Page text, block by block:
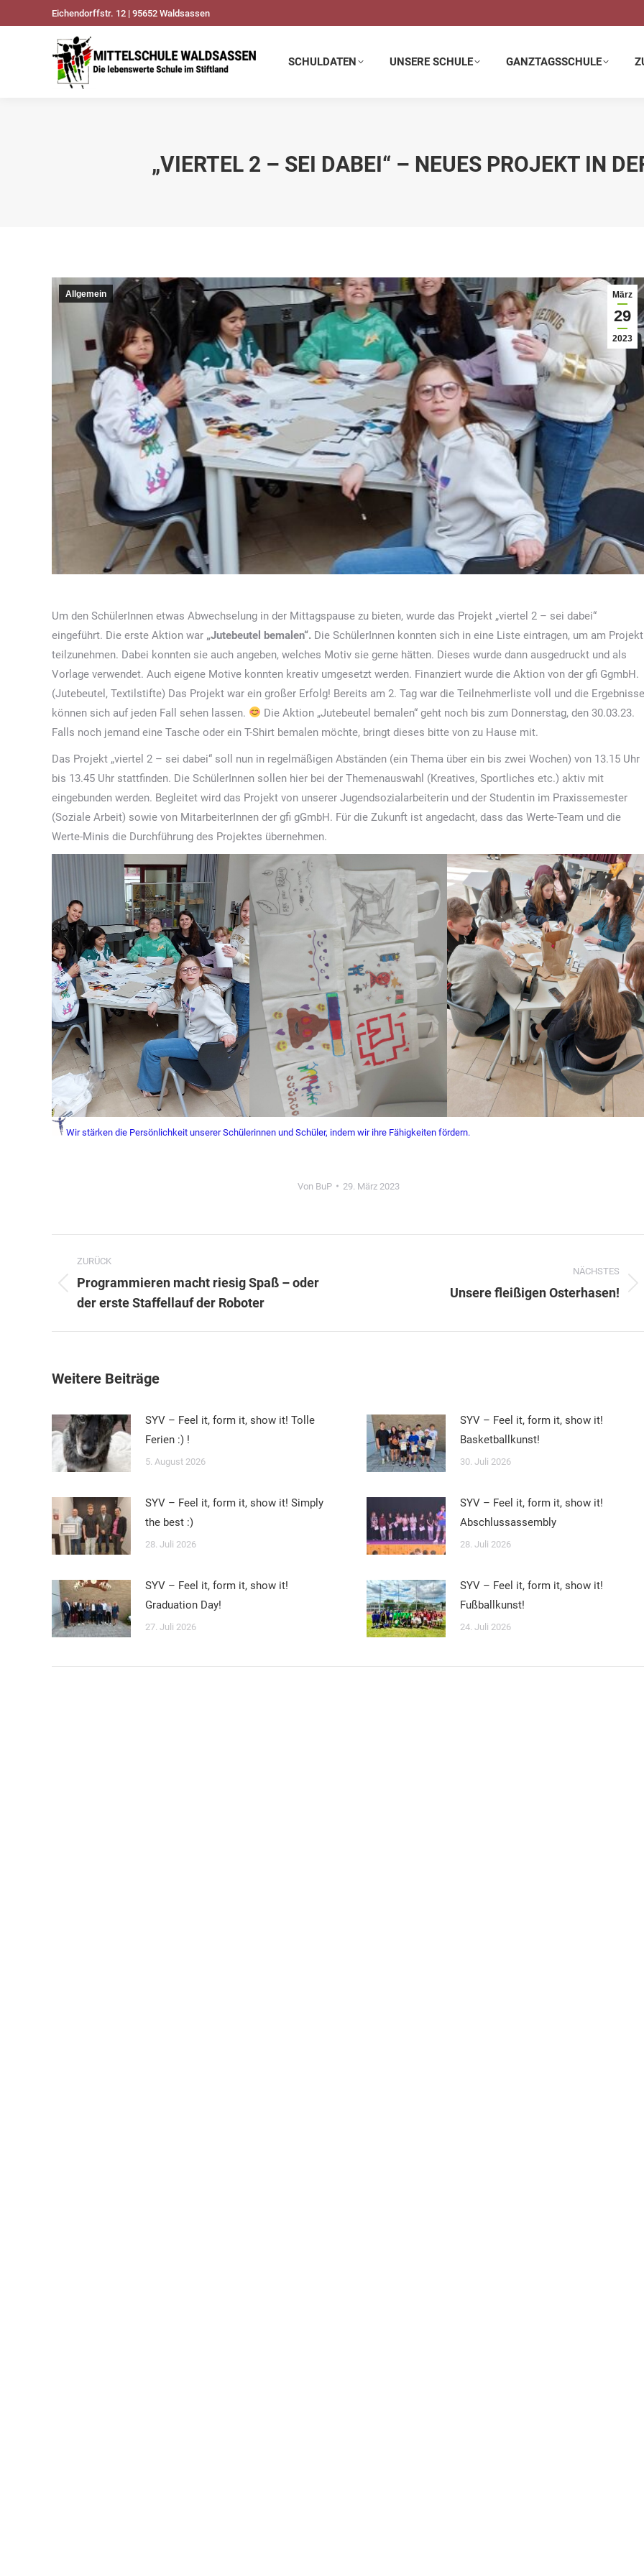
Eichendorffstr. 12 | 95652 Waldsassen
SCHULDATEN UNSERE SCHULE GANZTAGSSCHULE
„VIERTEL 2 – SEI DABEI“ – NEUES PROJEKT IN
März
29
2023
Allgemein
Um den SchülerInnen etwas Abwechselung in der Mittagspause zu bieten, wurde das Projekt „viertel 2 – sei dabei“
eingeführt. Die erste Aktion war „Jutebeutel bemalen“. Die SchülerInnen konnten sich in eine Liste eintragen, um am Projekt
teilzunehmen. Dabei konnten sie auch angeben, welches Motiv sie gerne hätten. Dieses wurde dann ausgedruckt und als
Vorlage verwendet. Auch eigene Motive konnten kreativ umgesetzt werden. Finanziert wurde die Aktion von der gfi GgmbH.
(Jutebeutel, Textilstifte) Das Projekt war ein großer Erfolg! Bereits am 2. Tag war die Teilnehmerliste voll und die Ergebnisse
können sich auf jeden Fall sehen lassen.
Die Aktion „Jutebeutel bemalen“ geht noch bis zum Donnerstag, den 30.03.23.
Falls noch jemand eine Tasche oder ein T-Shirt bemalen möchte, bringt dieses bitte von zu Hause mit.
Das Projekt „viertel 2 – sei dabei“ soll nun in regelmäßigen Abständen (ein Thema über ein bis zwei Wochen) von 13.15 Uhr
bis 13.45 Uhr stattfinden. Die SchülerInnen sollen hier bei der Themenauswahl (Kreatives, Sportliches etc.) aktiv mit
eingebunden werden. Begleitet wird das Projekt von unserer Jugendsozialarbeiterin und der Studentin im Praxissemester
(Soziale Arbeit) sowie von MitarbeiterInnen der gfi gGmbH. Für die Zukunft ist angedacht, dass das Werte-Team und die
Werte-Minis die Durchführung des Projektes übernehmen.
Wir stärken die Persönlichkeit unserer Schülerinnen und Schüler, indem wir ihre Fähigkeiten fördern.
Von BuP 29. März 2023
ZURÜCK
Vorheriger
Beitrag:
Programmieren macht riesig Spaß – oder
der erste Staffellauf der Roboter
NÄCHSTES
Unsere fleißigen Osterhasen!
Weitere Beiträge
SYV – Feel it, form it, show it! Tolle
Ferien :) !
5. August 2026
SYV – Feel it, form it, show it!
Basketballkunst!
30. Juli 2026
SYV – Feel it, form it, show it! Simply
the best :)
28. Juli 2026
SYV – Feel it, form it, show it!
Abschlussassembly
28. Juli 2026
SYV – Feel it, form it, show it!
Graduation Day!
27. Juli 2026
SYV – Feel it, form it, show it!
Fußballkunst!
24. Juli 2026